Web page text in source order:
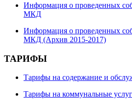
Информация о проведенных
МКД
Информация о проведенных
МКД (Архив 2015-2017)
ТАРИФЫ
Тарифы на содержание и
Тарифы на коммунальные